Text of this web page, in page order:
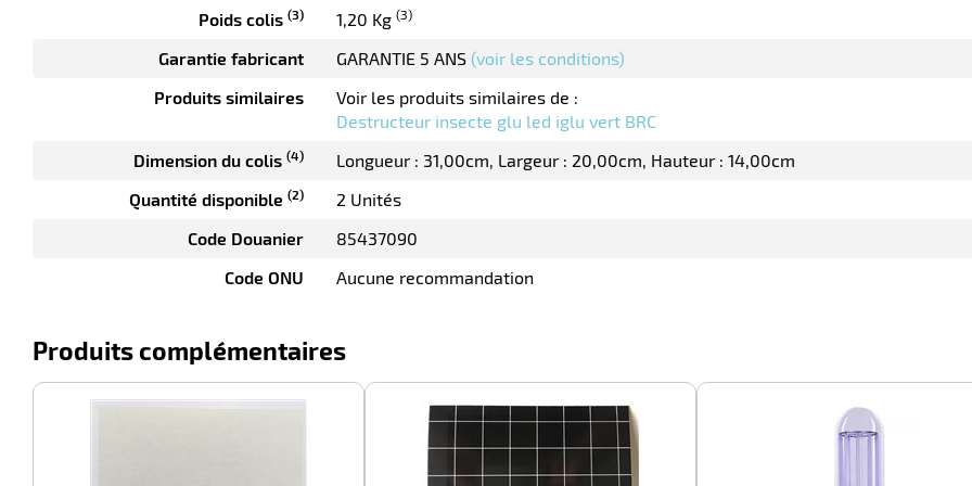
Poids colis (3) 1,20 Kg (3)
Garantie fabricant GARANTIE 5 ANS (voir les conditions)
Produits similaires
Voir les produits similaires de :
Destructeur insecte glu led iglu vert BRC
Dimension du colis (4) Longueur : 31,00cm Largeur : 20,00cm Hauteur : 14,00cm
Quantité disponible (2)
2 Unités
Code Douanier
85437090
Code ONU
Aucune recommandation
Produits complémentaires